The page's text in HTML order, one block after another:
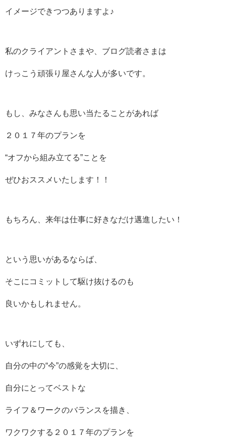
イメージできつつありますよ♪
私のクライアントさまや、ブログ読者さまは
けっこう頑張り屋さんな人が多いです。
もし、みなさんも思い当たることがあれば
２０１７年のプランを
“オフから組み立てる”ことを
ぜひおススメいたします！！
もちろん、来年は仕事に好きなだけ邁進したい！
という思いがあるならば、
そこにコミットして駆け抜けるのも
良いかもしれません。
いずれにしても、
自分の中の“今”の感覚を大切に、
自分にとってベストな
ライフ＆ワークのバランスを描き、
ワクワクする２０１７年のプランを